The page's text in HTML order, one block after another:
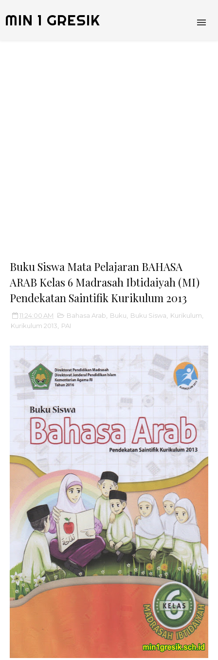
MIN 1 GRESIK
Buku Siswa Mata Pelajaran BAHASA
ARAB Kelas 6 Madrasah Ibtidaiyah (MI)
Pendekatan Saintifik Kurikulum 2013
11:24:00 AM Bahasa Arab Buku Buku Siswa Kurikulum
Kurikulum 2013
PAI